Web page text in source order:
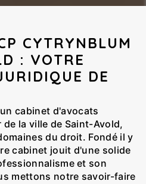
CYTRYNBLUM
: VOTRE
DE
un cabinet d'avocats
la ville de Saint-Avold,
du droit. Fondé il y
cabinet jouit d'une solide
et son
mettons notre savoir-faire